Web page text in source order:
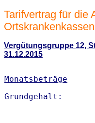
Tarifvertrag für die
Vergütungsgruppe 12,
31.12.2015
Monatsbeträge